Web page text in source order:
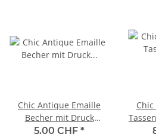
Chic Antique Emaille
Becher mit Druck
"Fraises", gün
5.00 CHF *